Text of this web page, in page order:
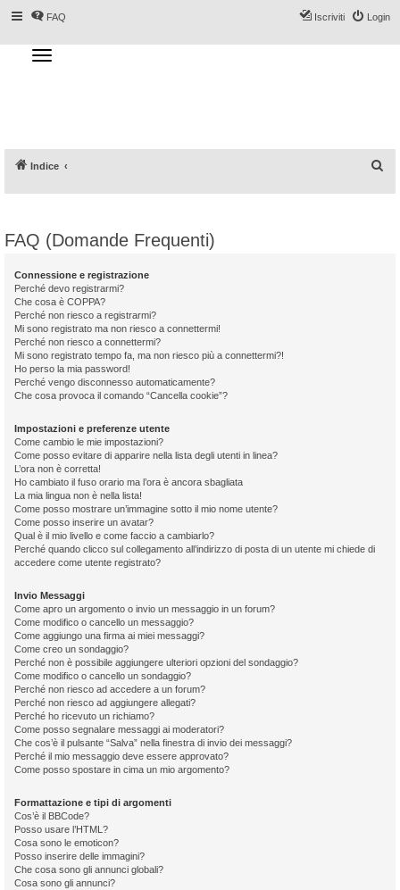
FAQ Login
Iscriviti
T
o
g
a
t
Indice
FAQ (Domande Frequenti)
Connessione e registrazione
Perché devo registrarmi?
Che cosa è COPPA?
Perché non riesco a registrarmi?
Mi sono registrato ma non riesco a connettermi!
Perché non riesco a connettermi?
Mi sono registrato tempo fa, ma non riesco più a connettermi?!
Ho perso la mia password!
Perché vengo disconnesso automaticamente?
Che cosa provoca il comando “Cancella cookie”?
Impostazioni e preferenze utente
Come cambio le mie impostazioni?
Come posso evitare di apparire nella lista degli utenti in linea?
L’ora non è corretta!
Ho cambiato il fuso orario ma l’ora è ancora sbagliata
La mia lingua non è nella lista!
Come posso mostrare un’immagine sotto il mio nome utente?
Come posso inserire un avatar?
Qual è il mio livello e come faccio a cambiarlo?
Perché quando clicco sul collegamento all’indirizzo di posta di un utente mi chiede di
accedere come utente registrato?
Invio Messaggi
Come apro un argomento o invio un messaggio in un forum?
Come modifico o cancello un messaggio?
Come aggiungo una firma ai miei messaggi?
Come creo un sondaggio?
Perché non è possibile aggiungere ulteriori opzioni del sondaggio?
Come modifico o cancello un sondaggio?
Perché non riesco ad accedere a un forum?
Perché non riesco ad aggiungere allegati?
Perché ho ricevuto un richiamo?
Come posso segnalare messaggi ai moderatori?
Che cos’è il pulsante “Salva” nella finestra di invio dei messaggi?
Perché il mio messaggio deve essere approvato?
Come posso spostare in cima un mio argomento?
Formattazione e tipi di argomenti
Cos’è il BBCode?
Posso usare l’HTML?
Cosa sono le emoticon?
Posso inserire delle immagini?
Che cosa sono gli annunci globali?
Cosa sono gli annunci?